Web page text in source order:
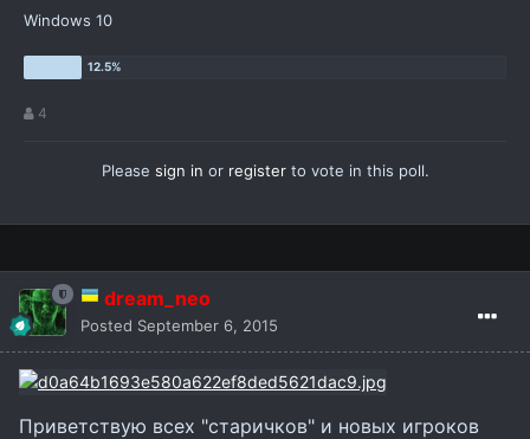
Windows 10
4
Please sign in or registerto vote in this poll.
dream_neo
Posted September 6, 2015
Приветствую всех "старичков" и новых игроков